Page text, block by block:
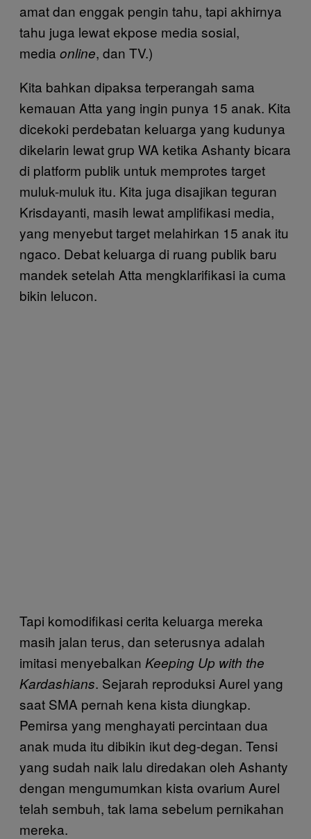
amat dan enggak pengin tahu, tapi akhirnya
tahu juga lewat ekpose media sosial,
media online, dan TV.)
Kita bahkan dipaksa terperangah sama
kemauan Atta yang ingin punya 15 anak. Kita
dicekoki perdebatan keluarga yang kudunya
dikelarin lewat grup WA ketika Ashanty bicara
di platform publik untuk memprotes target
muluk-muluk itu. Kita juga disajikan teguran
Krisdayanti, masih lewat amplifikasi media,
yang menyebut target melahirkan 15 anak itu
ngaco. Debat keluarga di ruang publik baru
mandek setelah Atta mengklarifikasi ia cuma
bikin lelucon.
Tapi komodifikasi cerita keluarga mereka
masih jalan terus, dan seterusnya adalah
imitasi menyebalkan Keeping Up with the
Kardashians. Sejarah reproduksi Aurel yang
saat SMA pernah kena kista diungkap.
Pemirsa yang menghayati percintaan dua
anak muda itu dibikin ikut deg-degan. Tensi
yang sudah naik lalu diredakan oleh Ashanty
dengan mengumumkan kista ovarium Aurel
telah sembuh, tak lama sebelum pernikahan
mereka.